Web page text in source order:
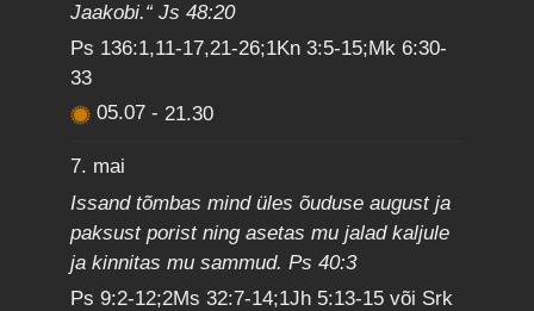
Jaakobi.“ Js 48:20
Ps 136:1,11-17,21-26;1Kn 3:5-15;Mk 6:30-
33
05.07- 21.30
7. mai
Issand tõmbas mind üles õuduse august ja
paksust porist ning asetas mu jalad kaljule
ja kinnitas mu sammud. Ps 40:3
Ps 9:2-12;2Ms 32:7-14;1Jh 5:13-15 või Srk